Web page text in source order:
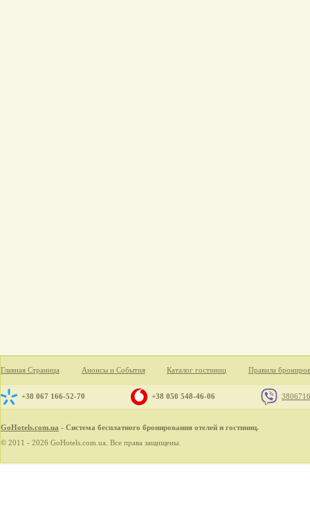
Главная Страница Анонсы и События Каталог гостиниц Правила
+38 067 166-52-70 +38 050 548-46-06
GoHotels.com.ua - Система бесплатного бронирования отелей и гостиниц.
© 2011 - 2026 GoHotels.com.ua. Все права защищены.